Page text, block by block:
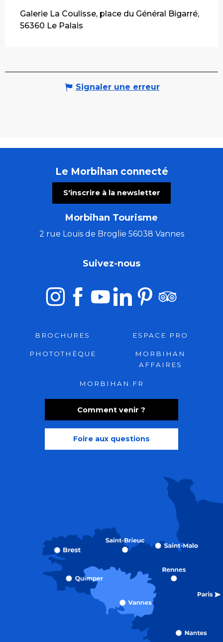
Galerie La Coulisse, place du Général Bigarré,
56360 Le Palais
Signaler une erreur
Le Morbihan connecté
S'inscrire à la newsletter
Morbihan Tourisme
2 rue Louis de Broglie 56038 Vannes
Comment venir ?
Foire aux questions
Suivez-nous
BROCHURES ESPACE PRO
PHOTOTHÈQUE
MORBIHAN
AFFAIRES
MORBIHAN.FR